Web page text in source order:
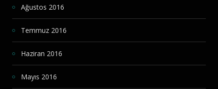
Ağustos 2016
Temmuz 2016
Haziran 2016
Mayıs 2016